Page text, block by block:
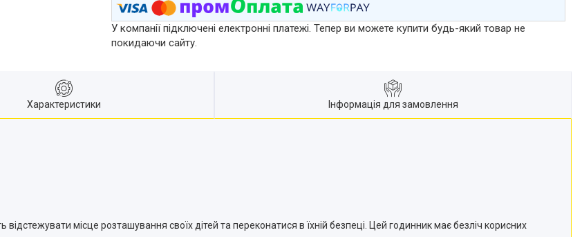
У компанії підключені електронні платежі. Тепер ви можете купити будь-який товар не
покидаючи сайту.
Характеристики Інформація для замовлення
місце розташування своїх дітей та переконатися в їхній безпеці. Цей годинник має безліч корисних